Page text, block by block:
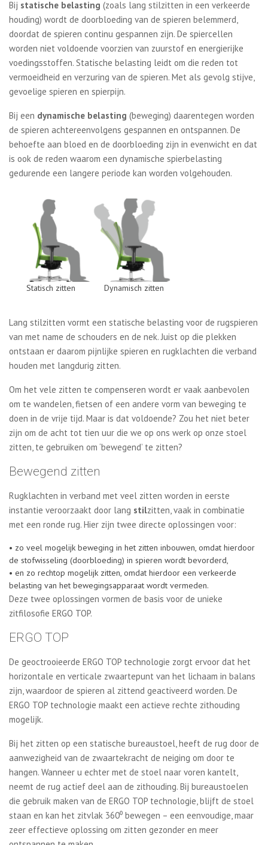
Bij statische belasting (zoals lang stilzitten in een verkeerde
houding) wordt de doorbloeding van de spieren belemmerd,
doordat de spieren continu gespannen zijn. De spiercellen
worden niet voldoende voorzien van zuurstof en energierijke
voedingsstoffen. Statische belasting leidt om die reden tot
vermoeidheid en verzuring van de spieren. Met als gevolg stijve,
gevoelige spieren en spierpijn.
Bij een dynamische belasting (beweging) daarentegen worden
de spieren achtereenvolgens gespannen en ontspannen. De
behoefte aan bloed en de doorbloeding zijn in evenwicht en dat
is ook de reden waarom een dynamische spierbelasting
gedurende een langere periode kan worden volgehouden.
Statisch zitten Dynamisch zitten
Lang stilzitten vormt een statische belasting voor de rugspieren
van met name de schouders en de nek. Juist op die plekken
ontstaan er daarom pijnlijke spieren en rugklachten die verband
houden met langdurig zitten.
Om het vele zitten te compenseren wordt er vaak aanbevolen
om te wandelen, fietsen of een andere vorm van beweging te
doen in de vrije tijd. Maar is dat voldoende? Zou het niet beter
zijn om de acht tot tien uur die we op ons werk op onze stoel
zitten, te gebruiken om ‘bewegend’ te zitten?
Bewegend zitten
Rugklachten in verband met veel zitten worden in eerste
instantie veroorzaakt door lang stilzitten, vaak in combinatie
met een ronde rug. Hier zijn twee directe oplossingen voor:
• zo veel mogelijk beweging in het zitten inbouwen, omdat hierdoor
de stofwisseling (doorbloeding) in spieren wordt bevorderd,
• en zo rechtop mogelijk zitten, omdat hierdoor een verkeerde
belasting van het bewegingsapparaat wordt vermeden.
Deze twee oplossingen vormen de basis voor de unieke
zitfilosofie ERGO TOP.
ERGO TOP
De geoctrooieerde ERGO TOP technologie zorgt ervoor dat het
horizontale en verticale zwaartepunt van het lichaam in balans
zijn, waardoor de spieren al zittend geactiveerd worden. De
ERGO TOP technologie maakt een actieve rechte zithouding
mogelijk.
Bij het zitten op een statische bureaustoel, heeft de rug door de
aanwezigheid van de zwaartekracht de neiging om door te
hangen. Wanneer u echter met de stoel naar voren kantelt,
neemt de rug actief deel aan de zithouding. Bij bureaustoelen
die gebruik maken van de ERGO TOP technologie, blijft de stoel
staan en kan het zitvlak 360⁰ bewegen – een eenvoudige, maar
zeer effectieve oplossing om zitten gezonder en meer